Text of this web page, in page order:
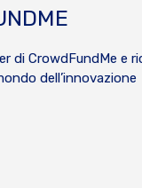
di CrowdFundMe e
dell’innovazione